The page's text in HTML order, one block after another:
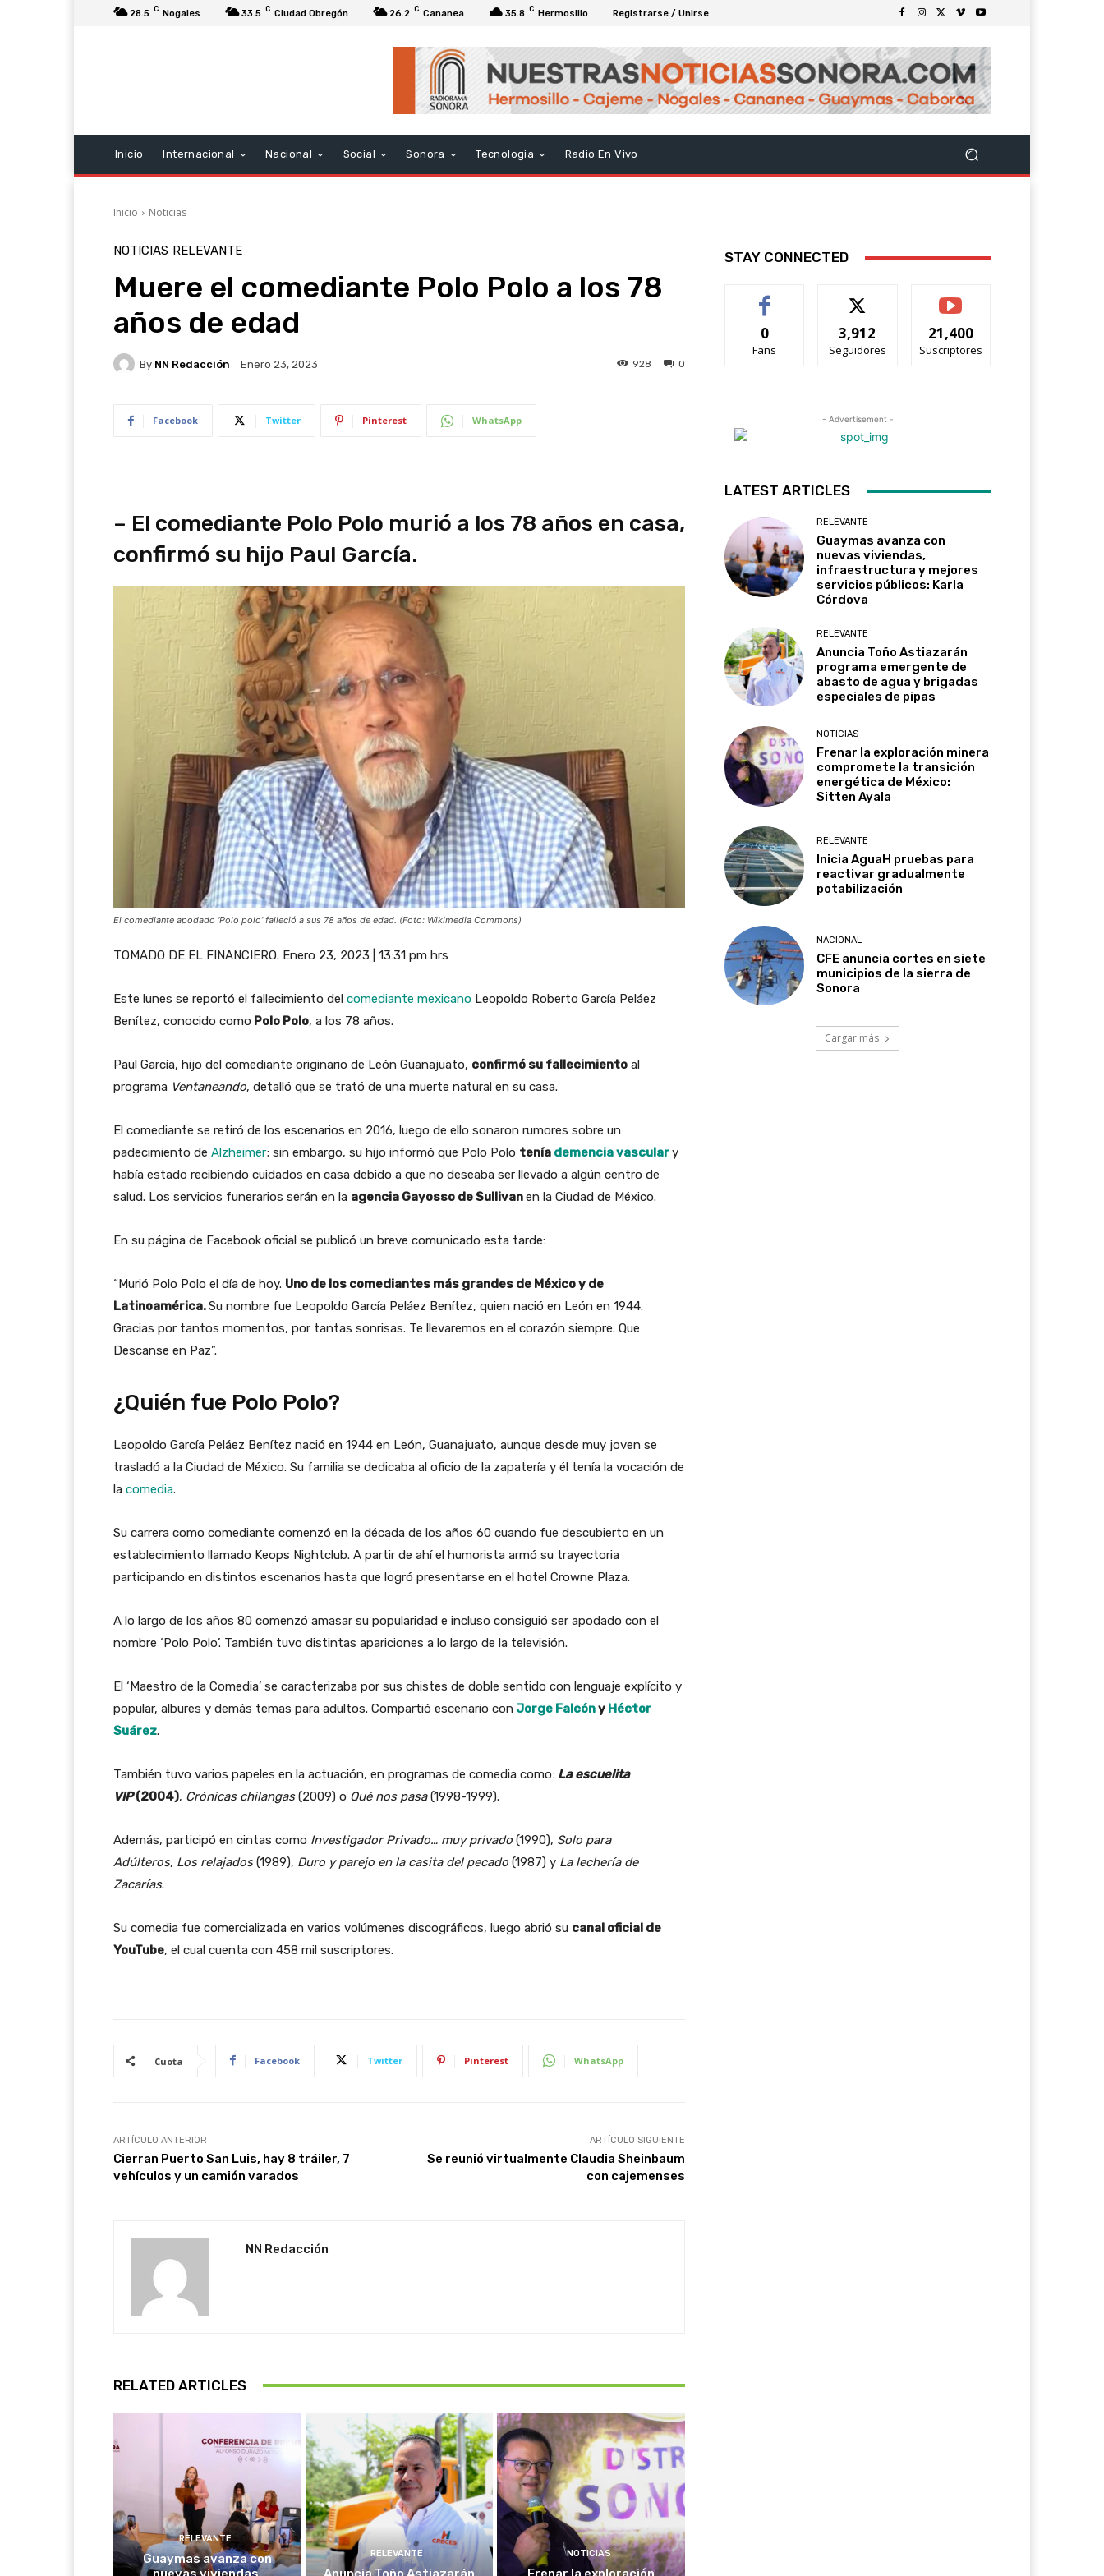
28.5 C Nogales 33.5 C Ciudad Obregón 26.2 C Cananea 35.8 C Hermosillo Registrarse / Unirse
Inicio Internacional Nacional Social Sonora Tecnologia Radio En Vivo
Inicio Noticias
NOTICIAS RELEVANTE
Muere el comediante Polo Polo a los 78
años de edad
By NN Redacción Enero 23, 2023 0
928
Facebook Twitter Pinterest WhatsApp
– El comediante Polo Polo murió a los 78 años en casa,
confirmó su hijo Paul García.
El comediante apodado ‘Polo polo’ falleció a sus 78 años de edad. (Foto: Wikimedia Commons)
TOMADO DE EL FINANCIERO. Enero 23, 2023 | 13:31 pm hrs
Este lunes se reportó el fallecimiento del comediante mexicano Leopoldo Roberto García Peláez
Benítez, conocido como Polo Polo, a los 78 años.
Paul García, hijo del comediante originario de León Guanajuato, confirmó su fallecimiento al
programa Ventaneando, detalló que se trató de una muerte natural en su casa.
El comediante se retiró de los escenarios en 2016, luego de ello sonaron rumores sobre un
padecimiento de Alzheimer; sin embargo, su hijo informó que Polo Polo tenía demencia vasculary
había estado recibiendo cuidados en casa debido a que no deseaba ser llevado a algún centro de
salud. Los servicios funerarios serán en la agencia Gayosso de Sullivanen la Ciudad de México.
En su página de Facebook oficial se publicó un breve comunicado esta tarde:
“Murió Polo Polo el día de hoy. Uno de los comediantes más grandes de México y de
Latinoamérica.Su nombre fue Leopoldo García Peláez Benítez, quien nació en León en 1944.
Gracias por tantos momentos, por tantas sonrisas. Te llevaremos en el corazón siempre. Que
Descanse en Paz”.
¿Quién fue Polo Polo?
Leopoldo García Peláez Benítez nació en 1944 en León, Guanajuato, aunque desde muy joven se
trasladó a la Ciudad de México. Su familia se dedicaba al oficio de la zapatería y él tenía la vocación de
la comedia.
Su carrera como comediante comenzó en la década de los años 60 cuando fue descubierto en un
establecimiento llamado Keops Nightclub. A partir de ahí el humorista armó su trayectoria
participando en distintos escenarios hasta que logró presentarse en el hotel Crowne Plaza.
A lo largo de los años 80 comenzó amasar su popularidad e incluso consiguió ser apodado con el
nombre ‘Polo Polo’. También tuvo distintas apariciones a lo largo de la televisión.
El ‘Maestro de la Comedia’ se caracterizaba por sus chistes de doble sentido con lenguaje explícito y
popular, albures y demás temas para adultos. Compartió escenario con Jorge Falcóny Héctor
Suárez.
También tuvo varios papeles en la actuación, en programas de comedia como: La escuelita
VIP(2004), Crónicas chilangas(2009) o Qué nos pasa(1998-1999).
Además, participó en cintas como Investigador Privado… muy privado (1990), Solo para
Adúlteros, Los relajados(1989), Duro y parejo en la casita del pecado (1987) y La lechería de
Zacarías.
Su comedia fue comercializada en varios volúmenes discográficos, luego abrió su canal oficial de
YouTube, el cual cuenta con 458 mil suscriptores.
Cuota Facebook Twitter Pinterest WhatsApp
ARTÍCULO ANTERIOR
Cierran Puerto San Luis, hay 8 tráiler, 7
vehículos y un camión varados
ARTÍCULO SIGUIENTE
Se reunió virtualmente Claudia Sheinbaum
con cajemenses
NN Redacción
RELATED ARTICLES
RELEVANTE
Guaymas avanza con
RELEVANTE NOTICIAS
STAY CONNECTED
0
Fans
3,912
Seguidores
21,400
Suscriptores
- Advertisement -
LATEST ARTICLES
RELEVANTE
Guaymas avanza con
nuevas viviendas,
infraestructura y mejores
servicios públicos: Karla
Córdova
RELEVANTE
Anuncia Toño Astiazarán
programa emergente de
abasto de agua y brigadas
especiales de pipas
NOTICIAS
Frenar la exploración minera
compromete la transición
energética de México:
Sitten Ayala
RELEVANTE
Inicia AguaH pruebas para
reactivar gradualmente
potabilización
NACIONAL
CFE anuncia cortes en siete
municipios de la sierra de
Sonora
Cargar más